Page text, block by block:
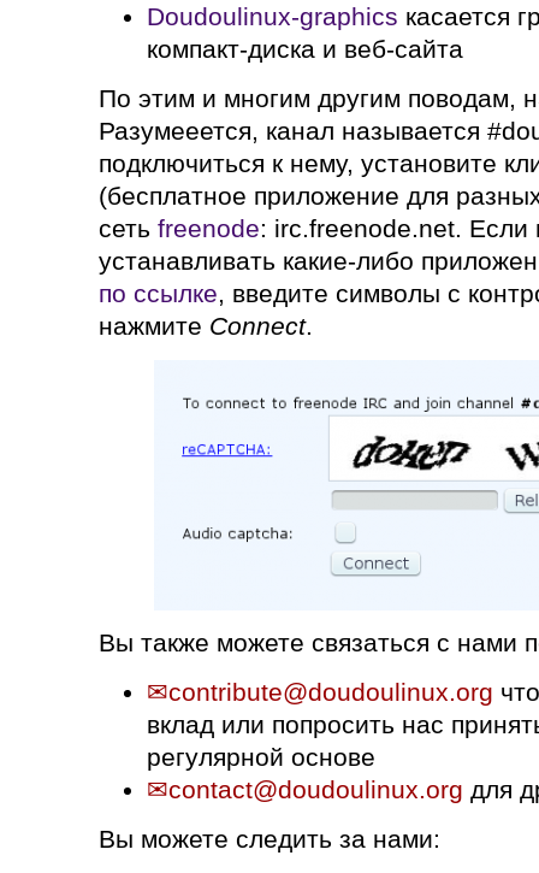
Doudoulinux-graphics касается
компакт-диска и веб-сайта
По этим и многим другим поводам,
Разумееется, канал называется
подключиться к нему, установите
(бесплатное приложение для
сеть freenode: irc.freenode.net. Если
устанавливать какие-либо
по ссылке, введите символы с
нажмите Connect.
Вы также можете связаться с нами
contribute@doudoulinux.org
вклад или попросить нас
регулярной основе
contact@doudoulinux.org для
Вы можете следить за нами: